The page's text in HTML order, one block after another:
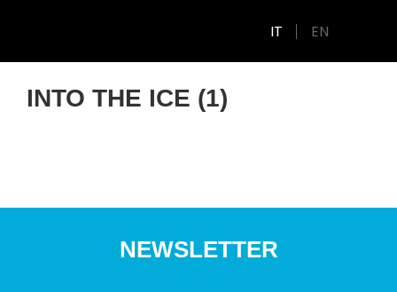
IT EN
INTO THE ICE (1)
NEWSLETTER